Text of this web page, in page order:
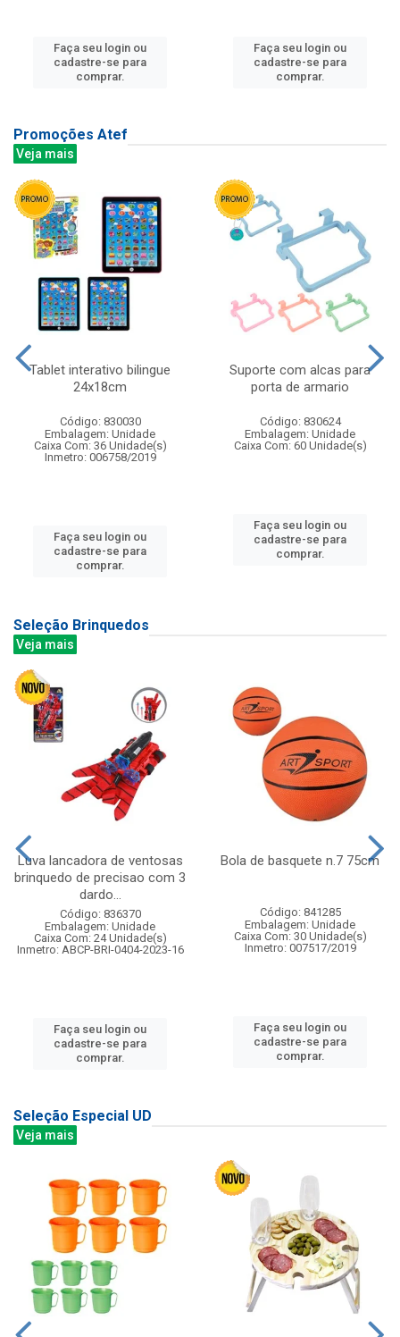
Faça seu login ou
cadastre-se para
comprar.
Faça seu login ou
cadastre-se para
comprar.
Promoções Atef
Veja mais
Tablet interativo bilingue
24x18cm
Código: 830030
Embalagem: Unidade
Caixa Com: 36 Unidade(s)
Inmetro: 006758/2019
Faça seu login ou
cadastre-se para
comprar.
Suporte com alcas para
porta de armario
Código: 830624
Embalagem: Unidade
Caixa Com: 60 Unidade(s)
Faça seu login ou
cadastre-se para
comprar.
Seleção Brinquedos
Veja mais
Luva lancadora de ventosas
brinquedo de precisao com 3
dardo...
Código: 836370
Embalagem: Unidade
Caixa Com: 24 Unidade(s)
Inmetro: ABCP-BRI-0404-2023-16
Faça seu login ou
cadastre-se para
comprar.
Bola de basquete n.7 75cm
Código: 841285
Embalagem: Unidade
Caixa Com: 30 Unidade(s)
Inmetro: 007517/2019
Faça seu login ou
cadastre-se para
comprar.
Seleção Especial UD
Veja mais